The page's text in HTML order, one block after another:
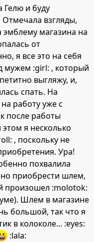
Гелю и буду
взгляды,
магазина на
от
я все это на себя
мужем :girl: , который
выгляжу, и,
спать. На
работу уже с
после работы
я несколько
, поскольку не
Ура!
похвалила
приобрести шлем,
произошел :molotok:
Шлем в магазине
большой, так что я
в колоколе... :eyes:
:lala: